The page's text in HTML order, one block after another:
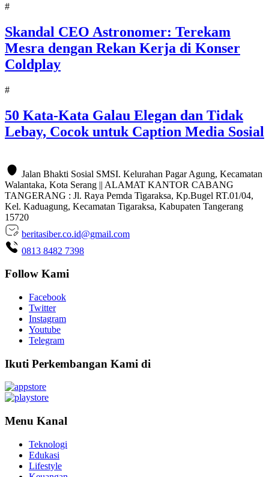
#
Skandal CEO Astronomer: Terekam
Mesra dengan Rekan Kerja di Konser
Coldplay
#
50 Kata-Kata Galau Elegan dan Tidak
Lebay, Cocok untuk Caption Media Sosial
Jalan Bhakti Sosial SMSI. Kelurahan Pagar Agung, Kecamatan
Walantaka, Kota Serang || ALAMAT KANTOR CABANG
TANGERANG : Jl. Raya Pemda Tigaraksa, Kp.Bugel RT.01/04,
Kel. Kaduagung, Kecamatan Tigaraksa, Kabupaten Tangerang
15720
beritasiber.co.id@gmail.com
0813 8482 7398
Follow Kami
Facebook
Twitter
Instagram
Youtube
Telegram
Ikuti Perkembangan Kami di
Menu Kanal
Teknologi
Edukasi
Lifestyle